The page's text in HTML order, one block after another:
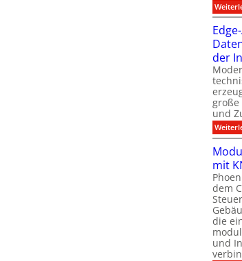
der
große
und
mit
dem
die
und